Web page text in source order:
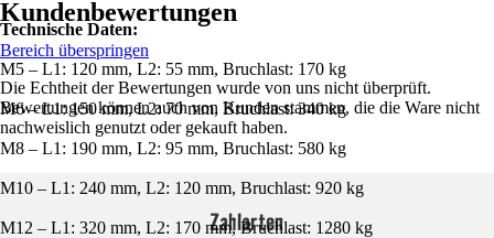
Technische Daten:
M5 – L1: 120 mm, L2: 55 mm, Bruchlast: 170 kg
M6 – L1: 150 mm, L2: 70 mm, Bruchlast: 340 kg
M8 – L1: 190 mm, L2: 95 mm, Bruchlast: 580 kg
M10 – L1: 240 mm, L2: 120 mm, Bruchlast: 920 kg
M12 – L1: 320 mm, L2: 170 mm, Bruchlast: 1280 kg
Kundenbewertungen
Bereich überspringen
Die Echtheit der Bewertungen wurde von uns nicht überprüft.
Bewertungen können auch von Kunden stammen, die die Ware nicht
nachweislich genutzt oder gekauft haben.
Zahlarten